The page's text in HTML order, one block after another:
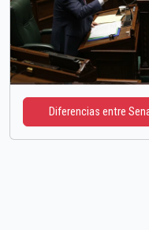
Diferencias entre